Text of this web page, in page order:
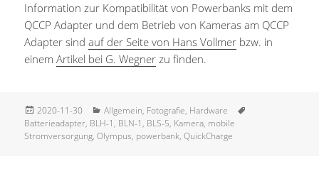
Information zur Kompatibilität von Powerbanks mit dem
QCCP Adapter und dem Betrieb von Kameras am QCCP
Adapter sindauf der Seite von Hans Vollmer bzw. in
einemArtikel bei G. Wegner zu finden.
Veröffentlicht
am
2020-11-30 Kategorien
Allgemein, Fotografie, Hardware
Batterieadapter, BLH-1 , BLN-1 , BLS-5, Kamera, mobile
Stromversorgung,Olympus, powerbank,QuickCharge